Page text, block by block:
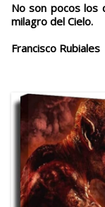
No son pocos los
milagro del Cielo.
Francisco Rubiales